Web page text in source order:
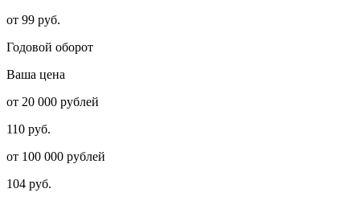
от 99 руб.
Годовой оборот
Ваша цена
от 20 000 рублей
110 руб.
от 100 000 рублей
104 руб.